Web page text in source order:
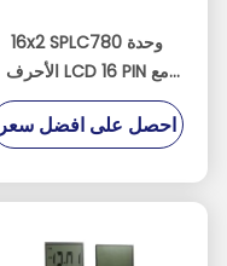
16x2 SPLC780 وحدة
الأحرف LCD 16 PIN مع
واجهة RGB
احصل على افضل سعر